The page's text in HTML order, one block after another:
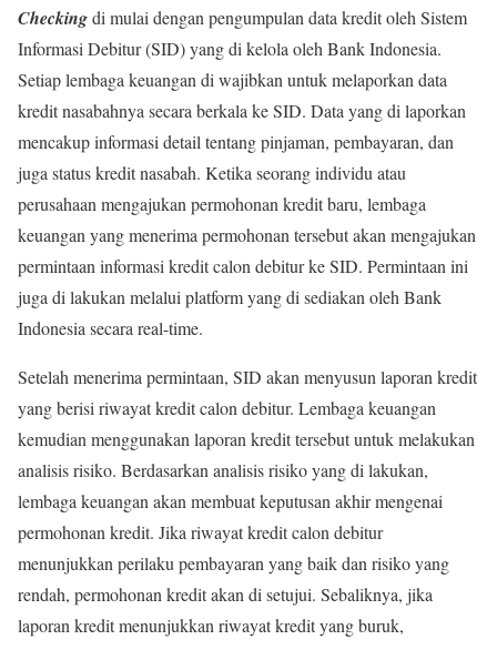
Checkingdi mulai dengan pengumpulan data kredit oleh Sistem
Informasi Debitur (SID) yang di kelola oleh Bank Indonesia.
Setiap lembaga keuangan di wajibkan untuk melaporkan data
kredit nasabahnya secara berkala ke SID. Data yang di laporkan
mencakup informasi detail tentang pinjaman, pembayaran, dan
juga status kredit nasabah. Ketika seorang individu atau
perusahaan mengajukan permohonan kredit baru, lembaga
keuangan yang menerima permohonan tersebut akan mengajukan
permintaan informasi kredit calon debitur ke SID. Permintaan ini
juga di lakukan melalui platform yang di sediakan oleh Bank
Indonesia secara real-time.
Setelah menerima permintaan, SID akan menyusun laporan kredit
yang berisi riwayat kredit calon debitur. Lembaga keuangan
kemudian menggunakan laporan kredit tersebut untuk melakukan
analisis risiko. Berdasarkan analisis risiko yang di lakukan,
lembaga keuangan akan membuat keputusan akhir mengenai
permohonan kredit. Jika riwayat kredit calon debitur
menunjukkan perilaku pembayaran yang baik dan risiko yang
rendah, permohonan kredit akan di setujui. Sebaliknya, jika
laporan kredit menunjukkan riwayat kredit yang buruk,